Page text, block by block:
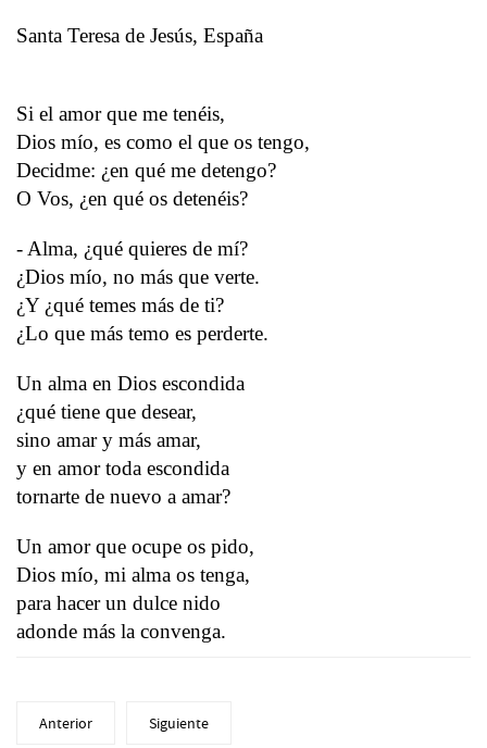
Santa Teresa de Jesús, España
Si el amor que me tenéis,
Dios mío, es como el que os tengo,
Decidme: ¿en qué me detengo?
O Vos, ¿en qué os detenéis?
- Alma, ¿qué quieres de mí?
¿Dios mío, no más que verte.
¿Y ¿qué temes más de ti?
¿Lo que más temo es perderte.
Un alma en Dios escondida
¿qué tiene que desear,
sino amar y más amar,
y en amor toda escondida
tornarte de nuevo a amar?
Un amor que ocupe os pido,
Dios mío, mi alma os tenga,
para hacer un dulce nido
adonde más la convenga.
Anterior Siguiente